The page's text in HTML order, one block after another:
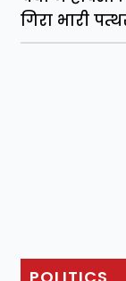
गिरा भारी